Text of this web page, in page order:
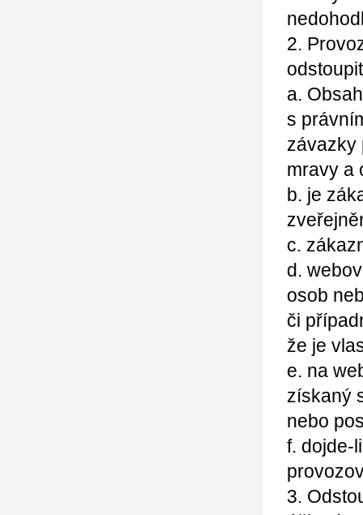
2.
a.
s
závazky
mravy a
b. je
c.
d.
osob
či
že je
e. na
získaný
nebo
f. dojde-
3.